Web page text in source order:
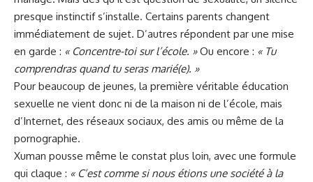
presque instinctif s’installe. Certains parents changent
immédiatement de sujet. D’autres répondent par une mise
en garde : « Concentre-toi sur l’école. »Ou encore : « Tu
comprendras quand tu seras marié(e). »
Pour beaucoup de jeunes, la première véritable éducation
sexuelle ne vient donc ni de la maison ni de l’école, mais
d’Internet, des réseaux sociaux, des amis ou même de la
pornographie.
Xuman pousse même le constat plus loin, avec une formule
qui claque : « C’est comme si nous étions une société à la